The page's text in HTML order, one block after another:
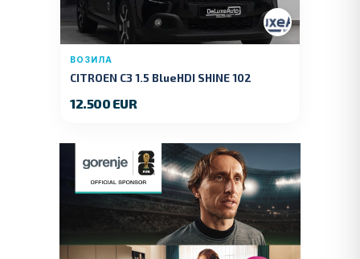
ВОЗИЛА
CITROEN C3 1.5 BlueHDI SHINE 102
12.500 EUR